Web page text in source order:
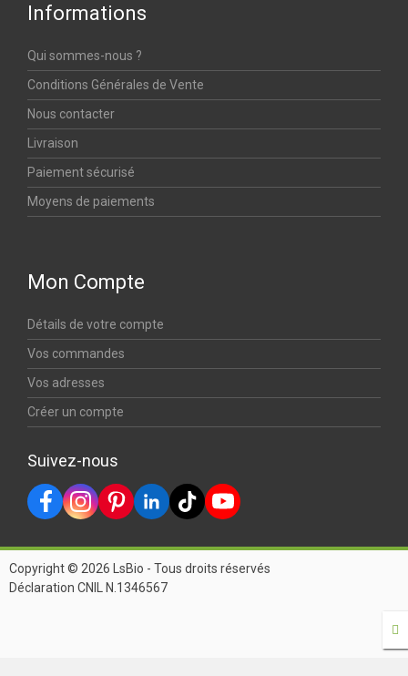
Informations
Qui sommes-nous ?
Conditions Générales de Vente
Nous contacter
Livraison
Paiement sécurisé
Moyens de paiements
Mon Compte
Détails de votre compte
Vos commandes
Vos adresses
Créer un compte
Suivez-nous
Copyright © 2026 LsBio - Tous droits réservés
Déclaration CNIL N.1346567